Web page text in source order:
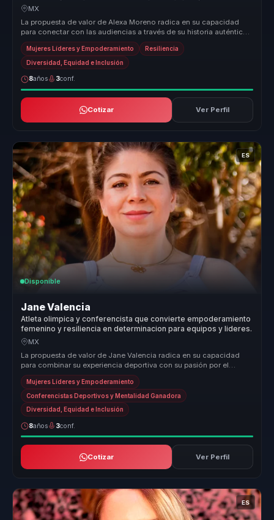
MX
La propuesta de valor de Alexa Moreno radica en su capacidad
para conectar con las audiencias a través de su historia auténtica
de supera...
Mujeres Líderes y Empoderamiento Resiliencia
Diversidad, Equidad e Inclusión
8años 3conf.
Cotizar Ver Perfil
ES
Disponible
Jane Valencia
Atleta olimpica y conferencista que convierte empoderamiento
femenino y resiliencia en determinacion para equipos y lideres.
MX
La propuesta de valor de Jane Valencia radica en su capacidad
para combinar su experiencia deportiva con su pasión por el
empoderamiento ...
Mujeres Líderes y Empoderamiento
Conferencistas Deportivos y Mentalidad Ganadora
Diversidad, Equidad e Inclusión
8años 3conf.
Cotizar Ver Perfil
ES